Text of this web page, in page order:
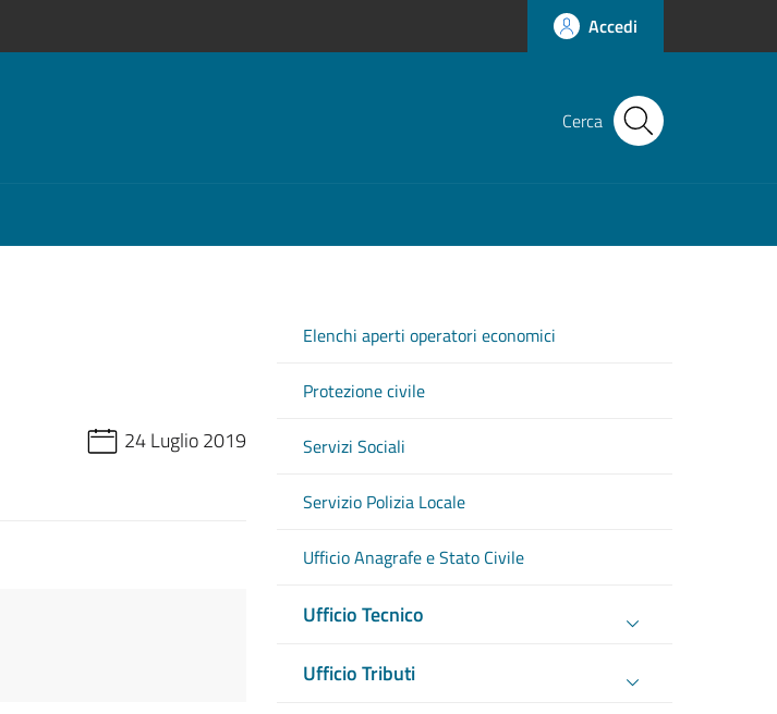
Accedi
Cerca
24 Luglio 2019
Elenchi aperti operatori economici
Protezione civile
Servizi Sociali
Servizio Polizia Locale
Ufficio Anagrafe e Stato Civile
Ufficio Tecnico
Ufficio Tributi